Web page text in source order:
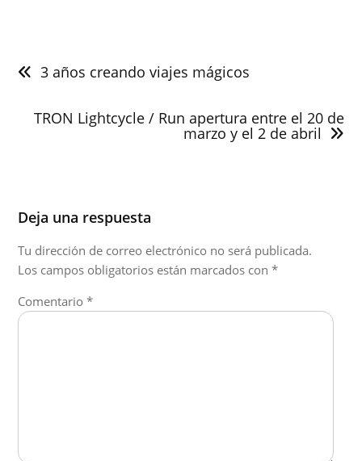
de
entradas
3 años creando viajes mágicos
TRON Lightcycle / Run apertura entre el 20 de
marzo y el 2 de abril
Deja una respuesta
Tu dirección de correo electrónico no será publicada.
Los campos obligatorios están marcados con*
Comentario*